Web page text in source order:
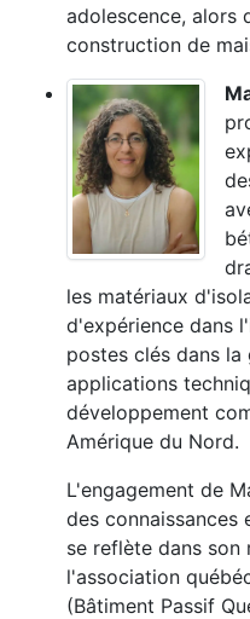
adolescence, alors
construction de
les matériaux
d'expérience dans
postes clés dans
applications
développement
Amérique du Nord.
L'engagement de
des
se reflète dans
l'association
(Bâtiment Passif